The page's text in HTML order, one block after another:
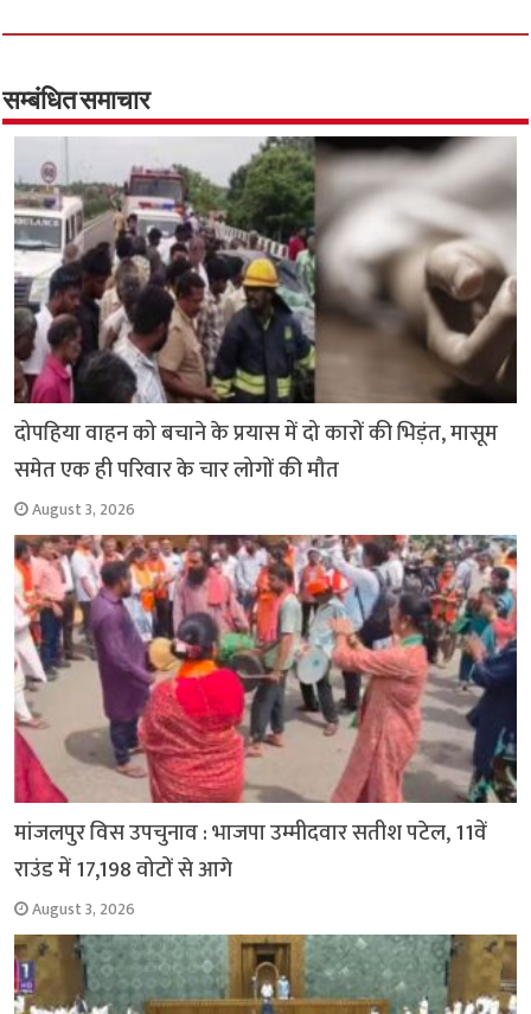
b
o
o
k
tt
er
at
p
p
ar
सम्बंधित समाचार
दोपहिया वाहन को बचाने के प्रयास में दो कारों की भिड़ंत, मासूम
समेत एक ही परिवार के चार लोगों की मौत
August 3, 2026
मांजलपुर विस उपचुनाव : भाजपा उम्मीदवार सतीश पटेल, 11वें
राउंड में 17,198 वोटों से आगे
August 3, 2026